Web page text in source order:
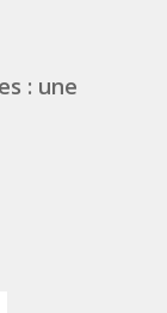
: une